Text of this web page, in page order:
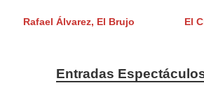
Rafael Álvarez, El Brujo
El
Entradas